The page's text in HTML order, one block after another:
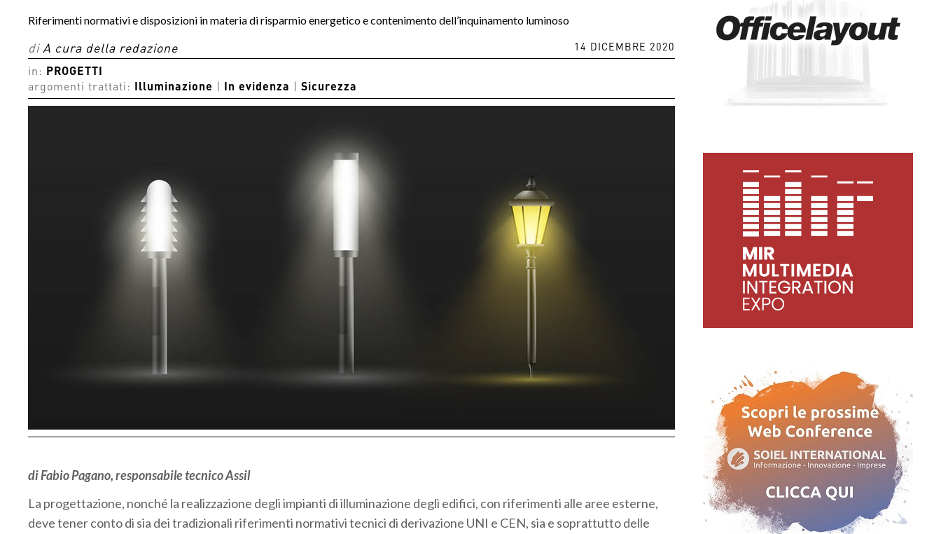
Riferimenti normativi e disposizioni in materia di risparmio energetico e contenimento dell’inquinamento luminoso
di A cura della redazione 14 DICEMBRE 2020
in:
PROGETTI
argomenti trattati:
Illuminazione In evidenza Sicurezza
di Fabio Pagano, responsabile tecnico Assil
La progettazione, nonché la realizzazione degli impianti di illuminazione degli edifici, con riferimenti alle aree esterne,
deve tener conto di sia dei tradizionali riferimenti normativi tecnici di derivazione UNI e CEN, sia e soprattutto delle